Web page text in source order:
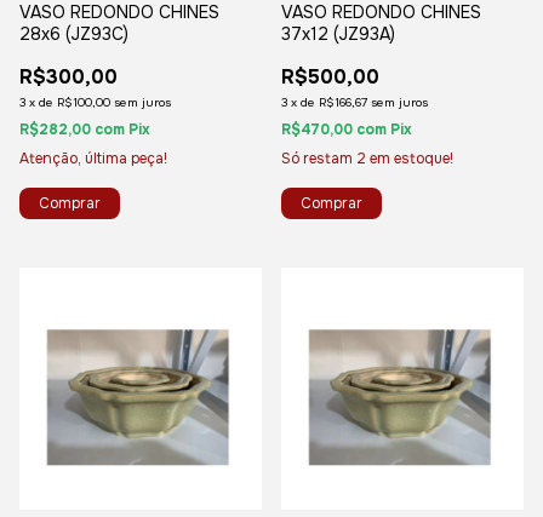
VASO REDONDO CHINES
28x6 (JZ93C)
R$300,00
3 x de R$100,00 sem juros
R$282,00 com Pix
Atenção, última peça!
VASO REDONDO CHINES
37x12 (JZ93A)
R$500,00
3 x de R$166,67 sem juros
R$470,00 com Pix
Só restam 2 em estoque!